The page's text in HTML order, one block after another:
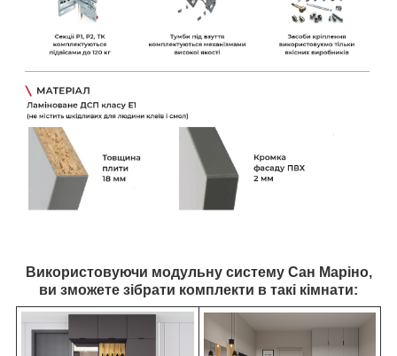
Використовуючи модульну систему Сан Маріно,
ви зможете зібрати комплекти в такі кімнати: